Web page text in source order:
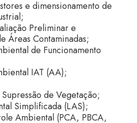
e dimensionamento de
Preliminar e
Áreas Contaminadas;
de Funcionamento
IAT (AA);
de Vegetação;
Simplificada (LAS);
Ambiental (PCA, PBCA,